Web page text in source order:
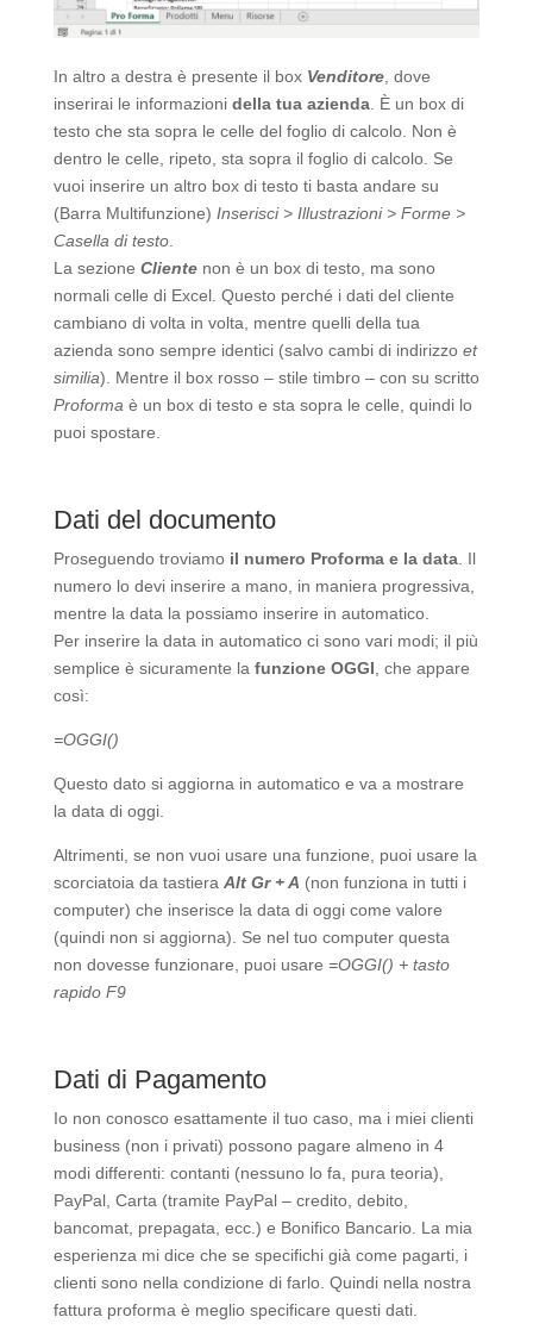
In altro a destra è presente il box Venditore, dove
inserirai le informazioni della tua azienda. È un box di
testo che sta sopra le celle del foglio di calcolo. Non è
dentro le celle, ripeto, sta sopra il foglio di calcolo. Se
vuoi inserire un altro box di testo ti basta andare su
(Barra Multifunzione) Inserisci > Illustrazioni > Forme >
Casella di testo.
La sezione Cliente non è un box di testo, ma sono
normali celle di Excel. Questo perché i dati del cliente
cambiano di volta in volta, mentre quelli della tua
azienda sono sempre identici (salvo cambi di indirizzo et
similia). Mentre il box rosso – stile timbro – con su scritto
Proforma è un box di testo e sta sopra le celle, quindi lo
puoi spostare.
Dati del documento
Proseguendo troviamo il numero Proforma e la data. Il
numero lo devi inserire a mano, in maniera progressiva,
mentre la data la possiamo inserire in automatico.
Per inserire la data in automatico ci sono vari modi; il più
semplice è sicuramente la funzione OGGI , che appare
così:
=OGGI()
Questo dato si aggiorna in automatico e va a mostrare
la data di oggi.
Altrimenti, se non vuoi usare una funzione, puoi usare la
scorciatoia da tastiera Alt Gr + A (non funziona in tutti i
computer) che inserisce la data di oggi come valore
(quindi non si aggiorna). Se nel tuo computer questa
non dovesse funzionare, puoi usare =OGGI() + tasto
rapido F9
Dati di Pagamento
Io non conosco esattamente il tuo caso, ma i miei clienti
business (non i privati) possono pagare almeno in 4
modi differenti: contanti (nessuno lo fa, pura teoria),
PayPal, Carta (tramite PayPal – credito, debito,
bancomat, prepagata, ecc.) e Bonifico Bancario. La mia
esperienza mi dice che se specifichi già come pagarti, i
clienti sono nella condizione di farlo. Quindi nella nostra
fattura proforma è meglio specificare questi dati.